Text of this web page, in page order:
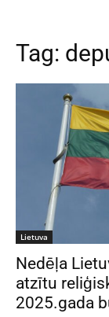
Tag:
Lietuva
Nedēļa
atzītu
2025.gada